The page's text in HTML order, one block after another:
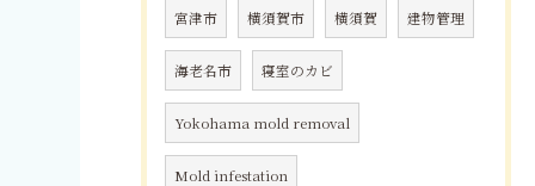
宮津市 横須賀市 横須賀 建物管理
海老名市 寝室のカビ
Yokohama mold removal
Mold infestation